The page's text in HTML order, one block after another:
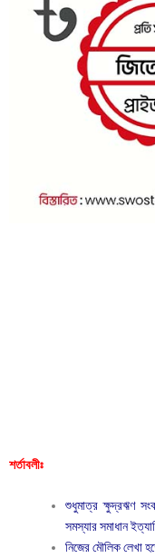
শর্তাবলীঃ
শুধুমাত্র ক্ষুদ্রঋণ
সমস্যার সমাধান
নিজের মৌলিক লেখা